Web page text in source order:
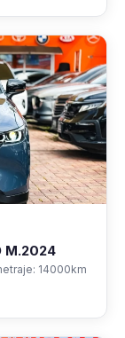
M.2024
14000km